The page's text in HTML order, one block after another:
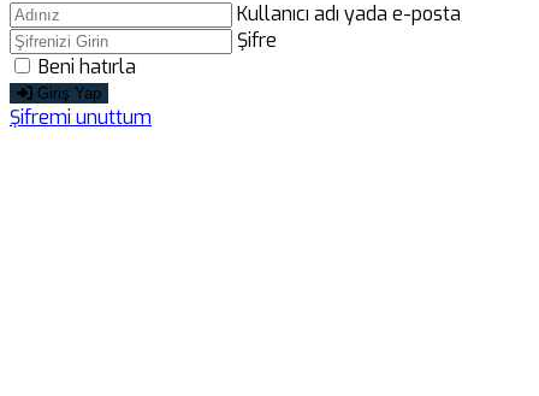
Kullanıcı adı yada e-posta
Şifre
Beni hatırla
Giriş Yap
Şifremi unuttum